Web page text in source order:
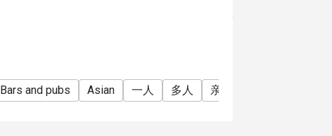
Bars and pubs Asian 一人 多人 亲子友善